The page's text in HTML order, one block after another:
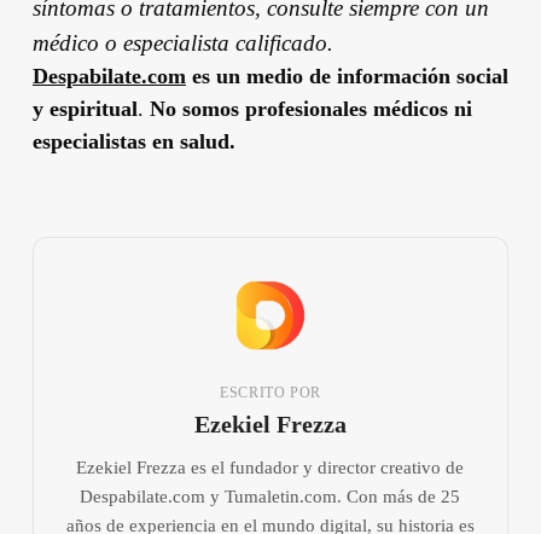
síntomas o tratamientos, consulte siempre con un
médico o especialista calificado.
Despabilate.com es un medio de información social
y espiritual. No somos profesionales médicos ni
especialistas en salud.
ESCRITO POR
Ezekiel Frezza
Ezekiel Frezza es el fundador y director creativo de
Despabilate.com y Tumaletin.com. Con más de 25
años de experiencia en el mundo digital, su historia es